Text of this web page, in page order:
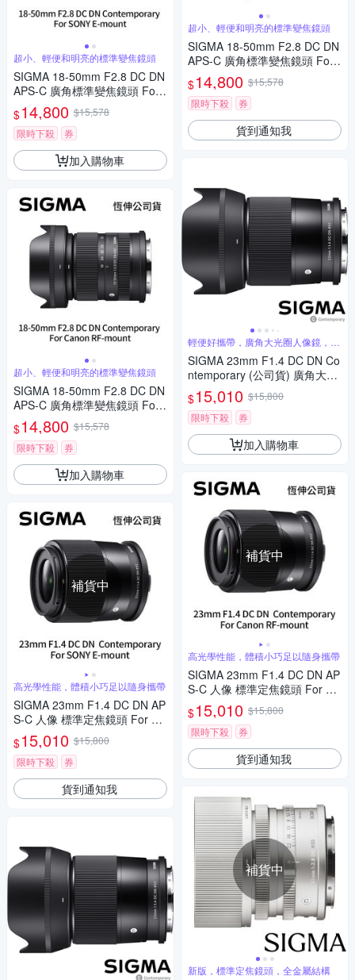
超小、輕便和明亮的標準變焦鏡頭
SIGMA 18-50mm F2.8 DC DN
APS-C 廣角標準變焦鏡頭 For
SONY E-mount (公司貨)
$14,800 $15,578
限時下殺
券
加入購物車
超小、輕便和明亮的標準變焦鏡頭
SIGMA 18-50mm F2.8 DC DN
APS-C 廣角標準變焦鏡頭 For
Canon RF-mount (公司貨)
$14,800 $15,578
限時下殺
券
加入購物車
補貨中
高光學性能，體積小巧足以隨身攜帶
SIGMA 23mm F1.4 DC DN AP
S-C 人像 標準定焦鏡頭 For SO
NY E-mount (公司貨)
$15,010 $15,800
限時下殺
券
貨到通知我
超小、輕便和明亮的標準變焦鏡頭
SIGMA 18-50mm F2.8 DC DN
APS-C 廣角標準變焦鏡頭 For
Fujifilm X-mount (公司貨)
$14,800 $15,578
限時下殺
券
貨到通知我
輕便好攜帶，廣角大光圈人像鏡，美
麗淺景深
SIGMA 23mm F1.4 DC DN Co
ntemporary (公司貨) 廣角大光
圈定焦鏡 人像鏡 APS-C 無反微
單眼專用鏡頭
$15,010 $15,800
限時下殺
券
加入購物車
補貨中
高光學性能，體積小巧足以隨身攜帶
SIGMA 23mm F1.4 DC DN AP
S-C 人像 標準定焦鏡頭 For Ca
non RF-mount (公司貨)
$15,010 $15,800
限時下殺
券
貨到通知我
補貨中
新版，標準定焦鏡頭，全金屬結構